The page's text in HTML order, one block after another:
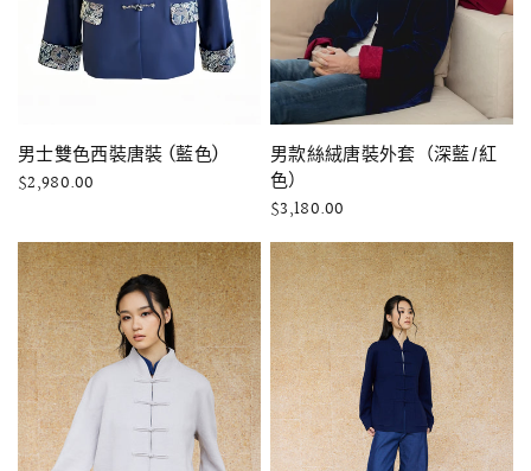
快速瀏覽
男士雙色西裝唐裝 (藍色)
$2,980.00
快速瀏覽
男款絲絨唐裝外套（深藍/紅
色）
$3,180.00